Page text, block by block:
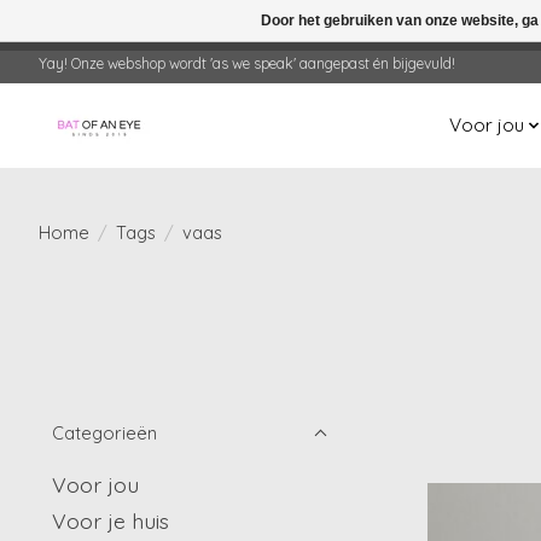
Yay! Onze webshop wordt 'as we speak' aangepast én bijgevuld!
Voor jou
Home / Tags / vaas
Categorieën
Voor jou
Voor je huis
Door het gebruiken van onze website,
← Keer terug naar de backoffice